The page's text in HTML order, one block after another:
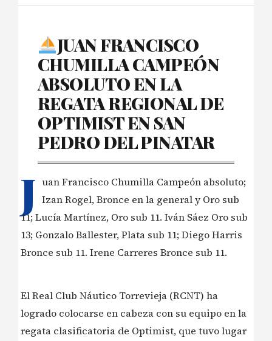
JUAN FRANCISCO
CHUMILLA CAMPEÓN
ABSOLUTO EN LA
REGATA REGIONAL DE
OPTIMIST EN SAN
PEDRO DEL PINATAR
J uan Francisco Chumilla Campeón absoluto;
Izan Rogel, Bronce en la general y Oro sub
11; Lucía Martínez, Oro sub 11. Iván Sáez Oro sub
13; Gonzalo Ballester, Plata sub 11; Diego Harris
Bronce sub 11. Irene Carreres Bronce sub 11.
El Real Club Náutico Torrevieja (RCNT) ha
logrado colocarse en cabeza con su equipo en la
regata clasificatoria de Optimist, que tuvo lugar